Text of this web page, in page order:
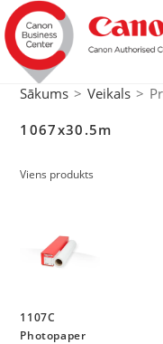
Sākums > Veikals >
1067x30.5m
Viens produkts
1107C
Photopaper